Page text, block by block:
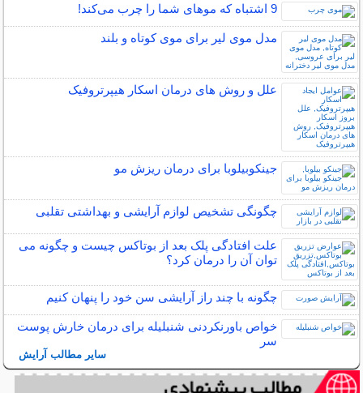
9 اشتباه که موهای شما را چرب می‌کند!
مدل موی لیر برای موی کوتاه و بلند
علل و روش های درمان اسکار هیپرتروفیک
جینکوبیلوبا برای درمان ریزش مو
چگونگی تشخیص لوازم آرایشی و بهداشتی تقلبی
علت افتادگی پلک بعد از بوتاکس چیست و چگونه می
توان آن را درمان کرد؟
چگونه با چند راز آرایشی سن خود را پنهان کنیم
خواص باورنکردنی شنبلیله برای درمان خارش پوست
سر
سایر مطالب آرایش